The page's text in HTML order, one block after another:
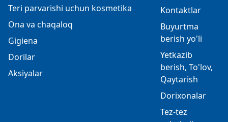
Teri parvarishi uchun kosmetika
Ona va chaqaloq
Gigiena
Dorilar
Aksiyalar
Kontaktlar
Buyurtma
berish yo'li
Yetkazib
berish, To'lov,
Qaytarish
Dorixonalar
Tez-tez